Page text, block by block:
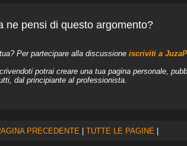
ne pensi di questo argomento?
Per partecipare alla discussione iscriviti a
potrai creare una tua pagina personale,
dal principiante al professionista.
PRECEDENTE | TUTTE LE PAGINE |